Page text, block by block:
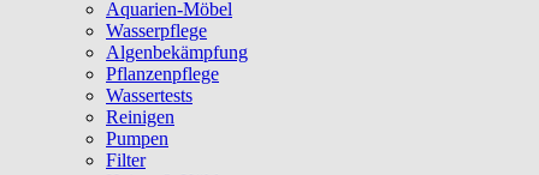
Aquarien-Möbel
Wasserpflege
Algenbekämpfung
Pflanzenpflege
Wassertests
Reinigen
Pumpen
Filter